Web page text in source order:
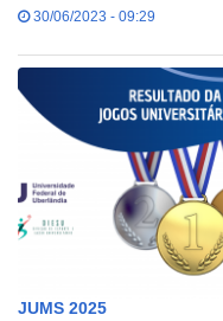
30/06/2023 - 09:29
JUMS 2025